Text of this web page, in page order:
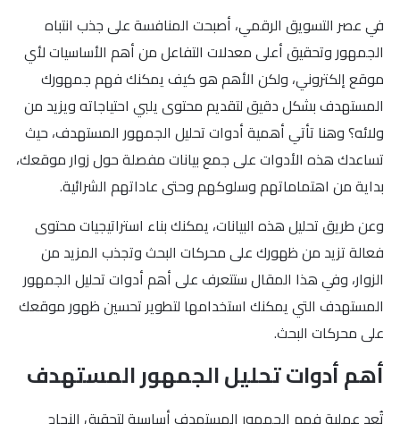
في عصر التسويق الرقمي، أصبحت المنافسة على جذب انتباه
الجمهور وتحقيق أعلى معدلات التفاعل من أهم الأساسيات لأي
موقع إلكتروني، ولكن الأهم هو كيف يمكنك فهم جمهورك
المستهدف بشكل دقيق لتقديم محتوى يلبي احتياجاته ويزيد من
ولائه؟ وهنا تأتي أهمية أدوات تحليل الجمهور المستهدف، حيث
تساعدك هذه الأدوات على جمع بيانات مفصلة حول زوار موقعك،
بداية من اهتماماتهم وسلوكهم وحتى عاداتهم الشرائية.
وعن طريق تحليل هذه البيانات، يمكنك بناء استراتيجيات محتوى
فعالة تزيد من ظهورك على محركات البحث وتجذب المزيد من
الزوار، وفي هذا المقال ستتعرف على أهم أدوات تحليل الجمهور
المستهدف التي يمكنك استخدامها لتطوير تحسين ظهور موقعك
على محركات البحث.
أهم أدوات تحليل الجمهور المستهدف
تُعد عملية فهم الجمهور المستهدف أساسية لتحقيق النجاح